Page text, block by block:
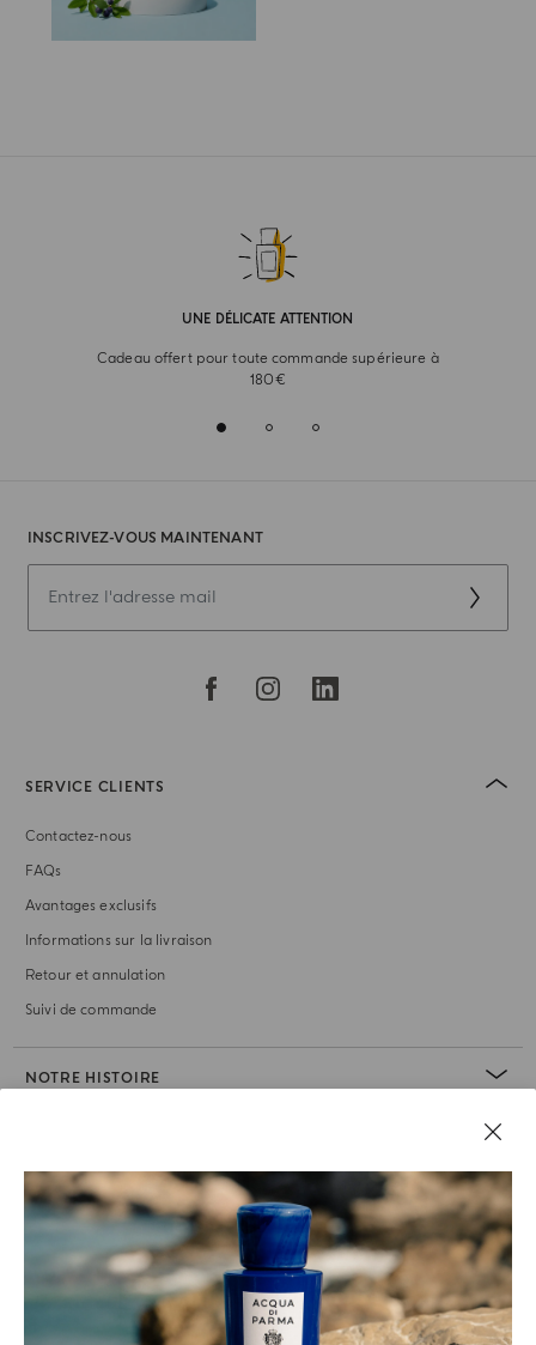
UNE DÉLICATE ATTENTION
Cadeau offert pour toute commande supérieure à
180€
INSCRIVEZ-VOUS MAINTENANT
SERVICE CLIENTS
Contactez-nous
FAQs
Avantages exclusifs
Informations sur la livraison
Retour et annulation
Suivi de commande
NOTRE HISTOIRE